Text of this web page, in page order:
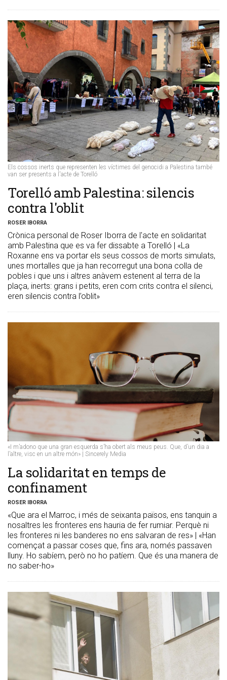
Els cossos inerts que representen les víctimes del genocidi a Palestina també
van ser presents a l'acte de Torelló
Torelló amb Palestina: silencis
contra l'oblit
ROSER IBORRA
Crònica personal de Roser Iborra de l'acte en solidaritat
amb Palestina que es va fer dissabte a Torelló | «La
Roxanne ens va portar els seus cossos de morts simulats,
unes mortalles que ja han recorregut una bona colla de
pobles i que uns i altres anàvem estenent al terra de la
plaça, inerts: grans i petits, eren com crits contra el silenci,
eren silencis contra l’oblit»
«I m’adono que una gran esquerda s’ha obert als meus peus. Que, d’un dia a
l’altre, visc en un altre món» | Sincerely Media
La solidaritat en temps de
confinament
ROSER IBORRA
«Que ara el Marroc, i més de seixanta països, ens tanquin a
nosaltres les fronteres ens hauria de fer rumiar. Perquè ni
les fronteres ni les banderes no ens salvaran de res» | «Han
començat a passar coses que, fins ara, només passaven
lluny. Ho sabíem, però no ho patíem. Que és una manera de
no saber-ho»